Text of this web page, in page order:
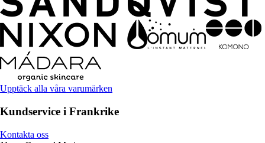
Upptäck alla våra varumärken
Kundservice i Frankrike
Kontakta oss